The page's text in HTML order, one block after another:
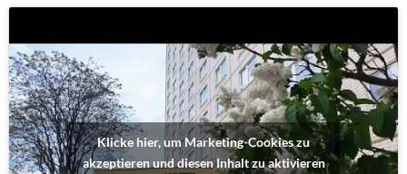
Klicke hier, um Marketing-Cookies zu
akzeptieren und diesen Inhalt zu aktivieren